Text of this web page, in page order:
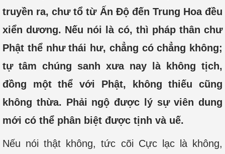
truyền ra, chư tổ từ Ấn Độ đến Trung Hoa đều
xiển dương. Nếu nói là có, thì pháp thân chư
Phật thể như thái hư, chẳng có chẳng không;
tự tâm chúng sanh xưa nay là không tịch,
đồng một thể với Phật, không thiếu cũng
không thừa. Phải ngộ được lý sự viên dung
mới có thể phân biệt được tịnh và uế.
Nếu nói thật không, tức cõi Cực lạc là không,